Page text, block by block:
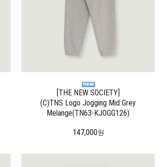
[THE NEW SOCIETY]
(C)TNS Logo Jogging Mid Grey
Melange(TN63-KJOGG126)
147,000원